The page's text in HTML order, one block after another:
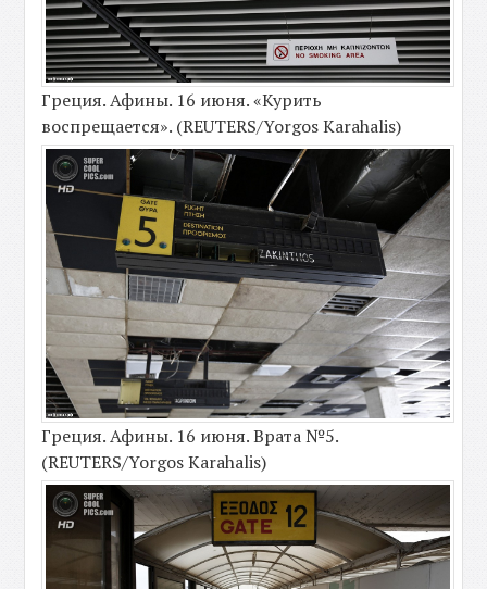
Греция. Афины. 16 июня. «Курить
воспрещается». (REUTERS/Yorgos Karahalis)
Греция. Афины. 16 июня. Врата №5.
(REUTERS/Yorgos Karahalis)